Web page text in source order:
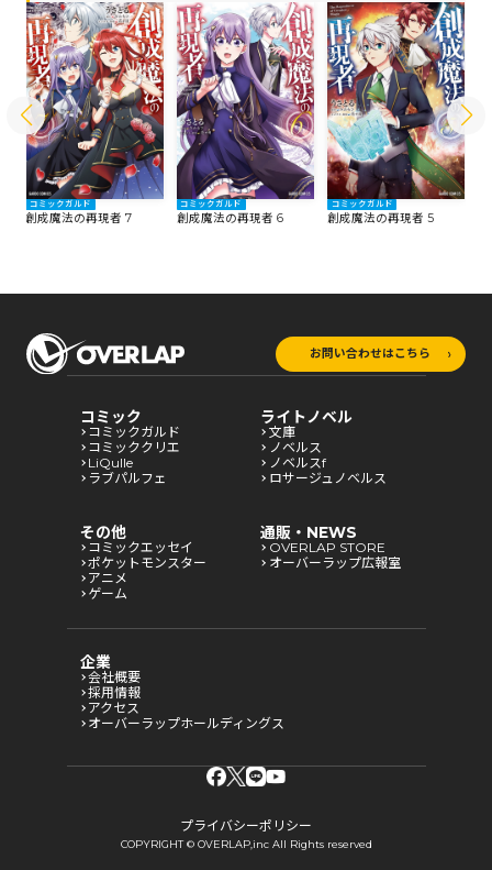
コミックガルド
創成魔法の再現者 7
コミックガルド
創成魔法の再現者 6
コミックガルド
創成魔法の再現者 5
お問い合わせはこちら
コミック
コミックガルド
コミッククリエ
LiQulle
ラブパルフェ
ライトノベル
文庫
ノベルス
ノベルスf
ロサージュノベルス
その他
コミックエッセイ
ポケットモンスター
アニメ
ゲーム
通販・NEWS
OVERLAP STORE
オーバーラップ広報室
企業
会社概要
採用情報
アクセス
オーバーラップホールディングス
プライバシーポリシー
COPYRIGHT © OVERLAP,inc All Rights reserved